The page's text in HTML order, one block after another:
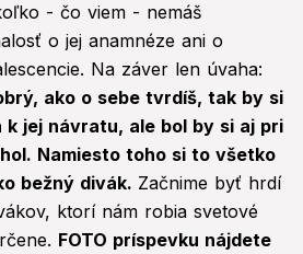
- čo viem - nemáš
o jej anamnéze ani o
Na záver len úvaha:
ako o sebe tvrdíš, tak by si
k jej návratu, ale bol by si aj pri
Namiesto toho si to všetko
bežný divák. Začnime byť hrdí
ktorí nám robia svetové
FOTO príspevku nájdete